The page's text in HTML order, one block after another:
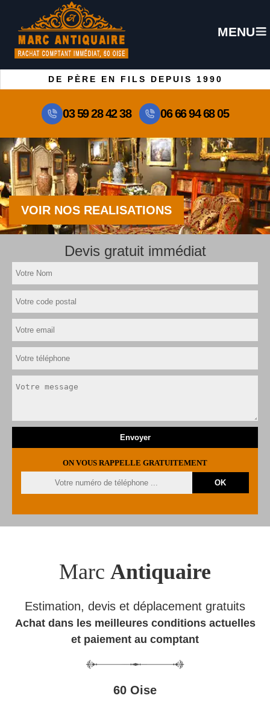
MENU
DE PÈRE EN FILS DEPUIS 1990
03 59 28 42 38 06 66 94 68 05
VOIR NOS REALISATIONS
Devis gratuit immédiat
ON VOUS RAPPELLE GRATUITEMENT
Marc Antiquaire
Estimation, devis et déplacement gratuits
Achat dans les meilleures conditions actuelles
et paiement au comptant
60 Oise